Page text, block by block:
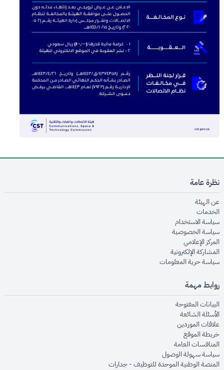
نظرة عامة
عن الهيئةopens in new window
الخدماتopens in new window
سياسة الاستخدام
سياسة الخصوصيةopens in new window
المركز الإعلاميopens in new window
المشاركة الإلكترونيةopens in new window
سياسة حرية المعلوماتopens in new window
روابط مهمة
البيانات المفتوحةopens in new window
الأسئلة الشائعةopens in new window
علاقات الموردينopens in new window
خريطة الموقعopens in new window
المنافسات العامةopens in new window
سياسة سهولة الوصولopens in new window
المنصة الوطنية الموحدة للتوظيف - جداراتopens in new window